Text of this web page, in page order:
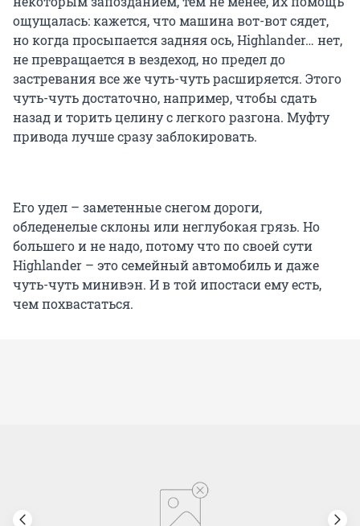
ощущалась: кажется, что машина вот-вот сядет,
но когда просыпается задняя ось, Highlander… нет,
не превращается в вездеход, но предел до
застревания все же чуть-чуть расширяется. Этого
чуть-чуть достаточно, например, чтобы сдать
назад и торить целину с легкого разгона. Муфту
привода лучше сразу заблокировать.
Его удел – заметенные снегом дороги,
обледенелые склоны или неглубокая грязь. Но
большего и не надо, потому что по своей сути
Highlander – это семейный автомобиль и даже
чуть-чуть минивэн. И в той ипостаси ему есть,
чем похвастаться.